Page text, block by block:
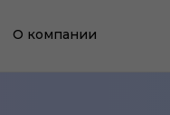
О компании